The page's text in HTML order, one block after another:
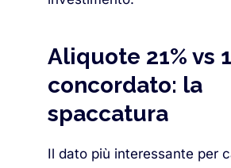
Aliquote 21% vs
concordato: la
spaccatura
Il dato più interessante per